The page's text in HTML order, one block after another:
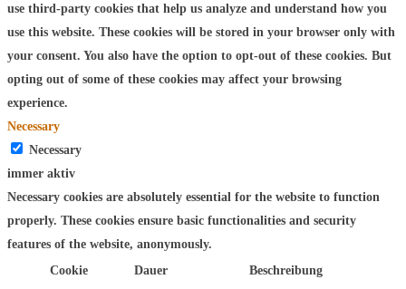
use third-party cookies that help us analyze and understand how you
use this website. These cookies will be stored in your browser only with
your consent. You also have the option to opt-out of these cookies. But
opting out of some of these cookies may affect your browsing
experience.
Necessary
Necessary
immer aktiv
Necessary cookies are absolutely essential for the website to function
properly. These cookies ensure basic functionalities and security
features of the website, anonymously.
Cookie
Dauer Beschreibung